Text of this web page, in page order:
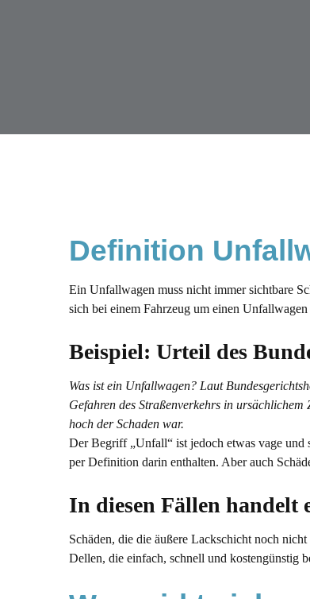
Definition
Ein Unfallwagen muss nicht immer sichtbare
sich bei einem Fahrzeug um einen
Beispiel: Urteil des
Was ist ein Unfallwagen? Laut
Gefahren des Straßenverkehrs in
hoch der Schaden war.
Der Begriff „Unfall“ ist jedoch etwas vage und
per Definition darin enthalten. Aber auch
In diesen Fällen handelt
Schäden, die die äußere Lackschicht noch
Dellen, die einfach, schnell und kostengünstig